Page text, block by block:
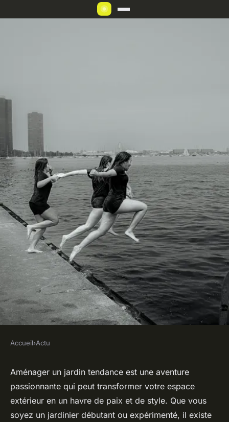
Créez un jardin tendance :
astuces et essentiels à
découvrir
Accueil›Actu
Aménager un jardin tendance est une aventure
passionnante qui peut transformer votre espace
extérieur en un havre de paix et de style. Que vous
soyez un jardinier débutant ou expérimenté, il existe